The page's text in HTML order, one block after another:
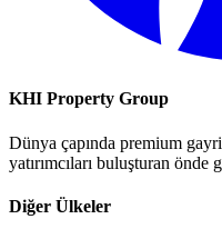
KHI Property Group
Dünya çapında premium
yatırımcıları buluşturan
Diğer Ülkeler